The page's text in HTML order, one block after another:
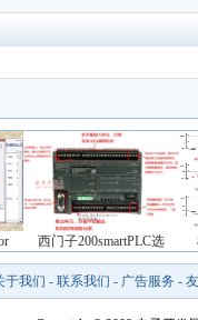
西门子200smartPLC选
于我们 - 联系我们 - 广告服务 -